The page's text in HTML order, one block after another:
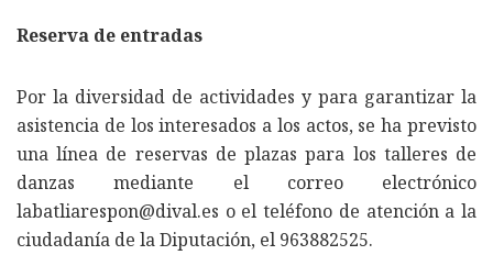
Reserva de entradas
Por la diversidad de actividades y para garantizar la
asistencia de los interesados a los actos, se ha previsto
una línea de reservas de plazas para los talleres de
danzas mediante el correo electrónico
labatliarespon@dival.es o el teléfono de atención a la
ciudadanía de la Diputación, el 963882525.